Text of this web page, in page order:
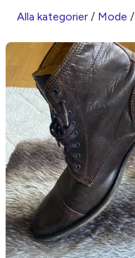
Alla kategorier / Mode /